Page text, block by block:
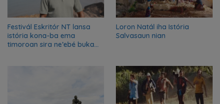
Festivál Eskritór NT lansa
istória kona-ba ema
timoroan sira ne’ebé buka
Loron Natál iha Istória
Salvasaun nian